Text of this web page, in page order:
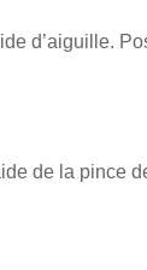
d’aiguille.
de la pince